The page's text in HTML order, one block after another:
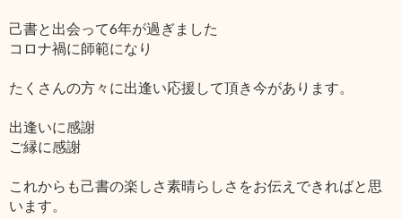
己書と出会って6年が過ぎました
コロナ禍に師範になり
たくさんの方々に出逢い応援して頂き今があります。
出逢いに感謝
ご縁に感謝
これからも己書の楽しさ素晴らしさをお伝えできればと思
います。